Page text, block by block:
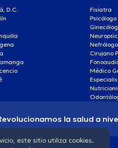
D.C.
Fisiatra
Psicólogo
Nefrólogo
Cirujano
Médico
la salud a
este sitio utiliza cookies.